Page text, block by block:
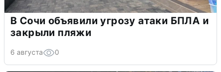
В Сочи объявили угрозу атаки БПЛА и
закрыли пляжи
6 августа 0